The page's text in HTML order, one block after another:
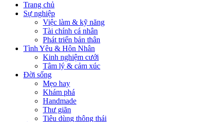
Trang chủ
Sự nghiệp
Việc làm & kỹ năng
Tài chính cá nhân
Phát triển bản thân
Tình Yêu & Hôn Nhân
Kinh nghiệm cưới
Tâm lý & cảm xúc
Đời sống
Mẹo hay
Khám phá
Handmade
Thư giãn
Tiêu dùng thông thái